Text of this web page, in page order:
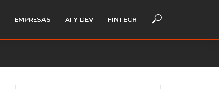
EMPRESAS AI Y DEV FINTECH